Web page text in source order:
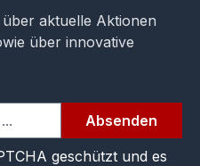
aktuelle Aktionen
über innovative
Absenden
geschützt und es